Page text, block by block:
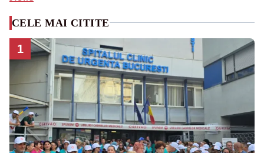
CELE MAI CITITE
1